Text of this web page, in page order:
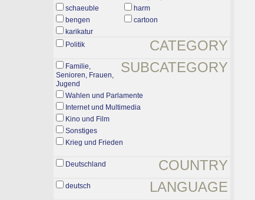
schaeuble
harm
bengen
cartoon
karikatur
CATEGORY
Politik
SUBCATEGORY
Familie,
Senioren, Frauen,
Jugend
Wahlen und Parlamente
Internet und Multimedia
Kino und Film
Sonstiges
Krieg und Frieden
COUNTRY
Deutschland
LANGUAGE
deutsch